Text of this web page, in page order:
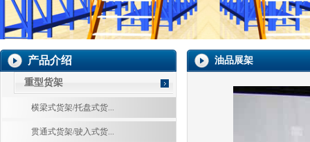
产品介绍
重型货架
横梁式货架/托盘式货...
贯通式货架/驶入式货...
油品展架